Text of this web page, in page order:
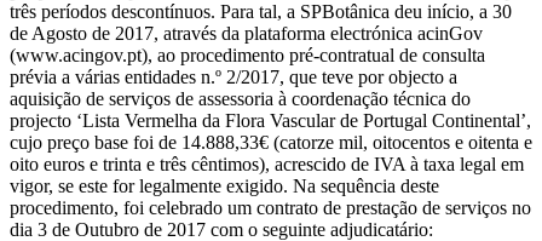
três períodos descontínuos. Para tal, a SPBotânica deu início, a 30
de Agosto de 2017, através da plataforma electrónica acinGov
(www.acingov.pt), ao procedimento pré-contratual de consulta
prévia a várias entidades n.º 2/2017, que teve por objecto a
aquisição de serviços de assessoria à coordenação técnica do
projecto ‘Lista Vermelha da Flora Vascular de Portugal Continental’,
cujo preço base foi de 14.888,33€ (catorze mil, oitocentos e oitenta e
oito euros e trinta e três cêntimos), acrescido de IVA à taxa legal em
vigor, se este for legalmente exigido. Na sequência deste
procedimento, foi celebrado um contrato de prestação de serviços no
dia 3 de Outubro de 2017 com o seguinte adjudicatário: